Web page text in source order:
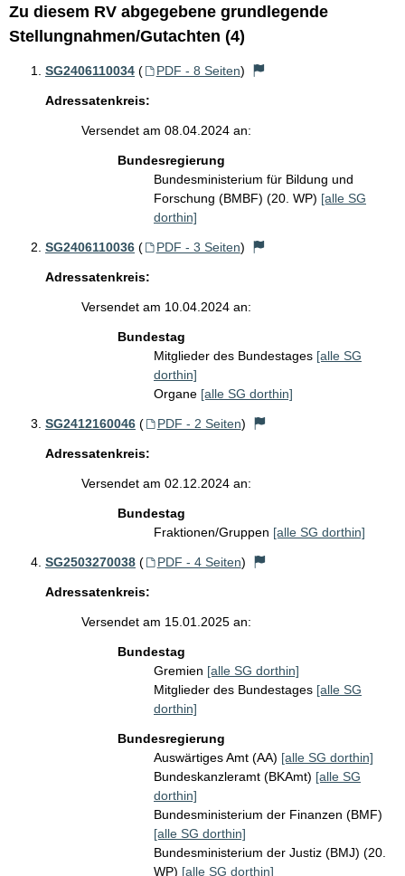
Zu diesem RV abgegebene grundlegende
Stellungnahmen/Gutachten (4)
SG2406110034 ( PDF - 8 Seiten)
Adressatenkreis:
Versendet am 08.04.2024 an:
Bundesregierung
Bundesministerium für Bildung und
Forschung (BMBF) (20. WP) [alle SG
dorthin]
SG2406110036 ( PDF - 3 Seiten)
Adressatenkreis:
Versendet am 10.04.2024 an:
Bundestag
Mitglieder des Bundestages [alle SG
dorthin]
Organe [alle SG dorthin]
SG2412160046 ( PDF - 2 Seiten)
Adressatenkreis:
Versendet am 02.12.2024 an:
Bundestag
Fraktionen/Gruppen [alle SG dorthin]
SG2503270038 ( PDF - 4 Seiten)
Adressatenkreis:
Versendet am 15.01.2025 an:
Bundestag
Gremien [alle SG dorthin]
Mitglieder des Bundestages [alle SG
dorthin]
Bundesregierung
Auswärtiges Amt (AA) [alle SG dorthin]
Bundeskanzleramt (BKAmt) [alle SG
dorthin]
Bundesministerium der Finanzen (BMF)
[alle SG dorthin]
Bundesministerium der Justiz (BMJ) (20.
WP) [alle SG dorthin]